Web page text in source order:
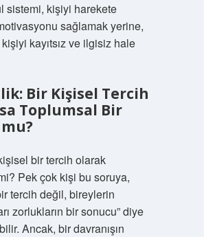
sistemi, kişiyi harekete
sağlamak yerine,
kayıtsız ve ilgisiz hale
Bir Kişisel Tercih
Toplumsal Bir
bir tercih olarak
Pek çok kişi bu soruya,
tercih değil, bireylerin
zorlukların bir sonucu” diye
Ancak, bir davranışın